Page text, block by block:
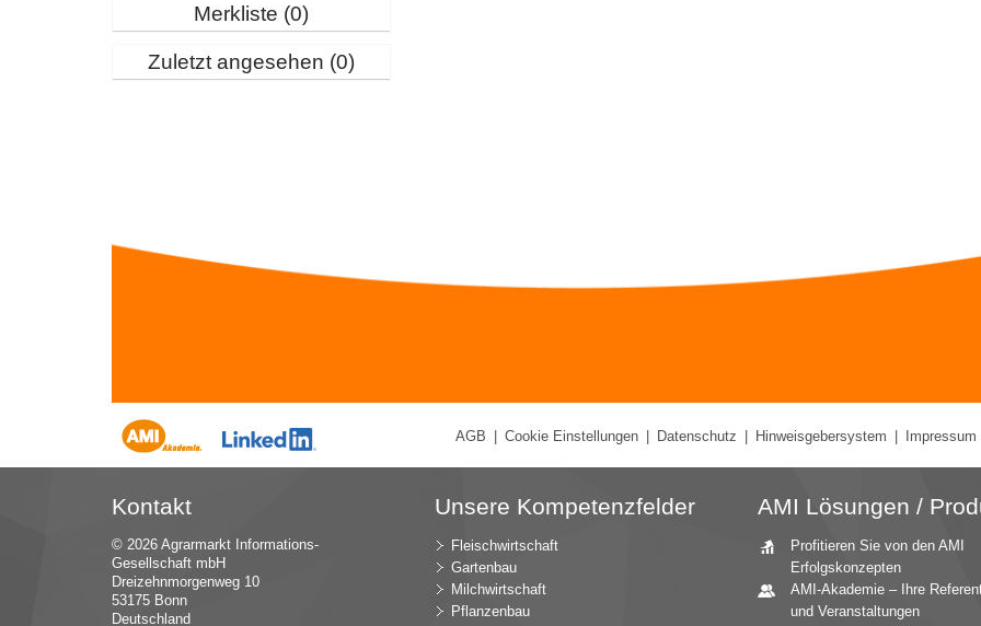
Merkliste 0
Zuletzt angesehen 0
AGB Cookie Einstellungen Datenschutz Hinweisgebersystem Impressum
Kontakt
© 2026 Agrarmarkt Informations-
Gesellschaft mbH
Dreizehnmorgenweg 10
53175 Bonn
Deutschland
Unsere Kompetenzfelder
Fleischwirtschaft
Gartenbau
Milchwirtschaft
Pflanzenbau
AMI Lösungen /
Profitieren Sie von den AMI
Erfolgskonzepten
AMI-Akademie – Ihre
und Veranstaltungen